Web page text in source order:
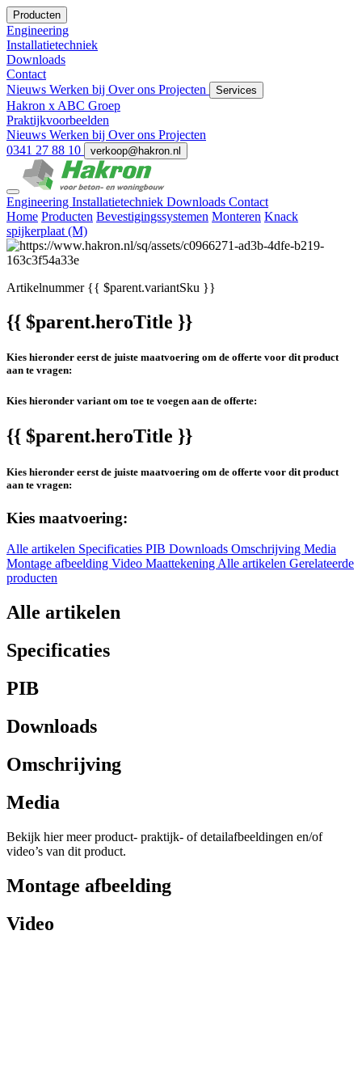
Producten
Engineering
Installatietechniek
Downloads
Contact
Nieuws Werken bij Over ons Projecten Services
Hakron x ABC Groep
Praktijkvoorbeelden
Nieuws Werken bij Over ons Projecten
0341 27 88 10
verkoop@hakron.nl
Engineering Installatietechniek Downloads Contact
Home Producten Bevestigingssystemen Monteren Knack
spijkerplaat (M)
Artikelnummer{{ $parent.variantSku }}
{{ $parent.heroTitle }}
Kies hieronder eerst de juiste maatvoering om de offerte voor dit product
aan te vragen:
Kies hieronder variant om toe te voegen aan de offerte:
{{ $parent.heroTitle }}
Kies hieronder eerst de juiste maatvoering om de offerte voor dit product
aan te vragen:
Kies maatvoering:
Alle artikelen Specificaties PIB Downloads Omschrijving Media
Montage afbeelding Video MaattekeningAlle artikelen Gerelateerde
producten
Alle artikelen
Specificaties
PIB
Downloads
Omschrijving
Media
Bekijk hier meer product- praktijk- of detailafbeeldingen en/of
video’s van dit product.
Montage afbeelding
Video